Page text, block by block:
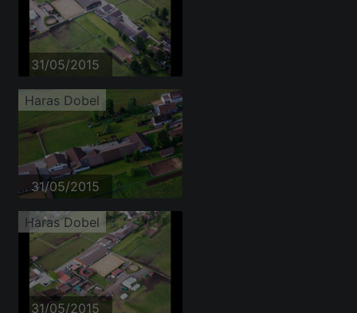
31/05/2015
Haras Dobel
31/05/2015
Haras Dobel
31/05/2015